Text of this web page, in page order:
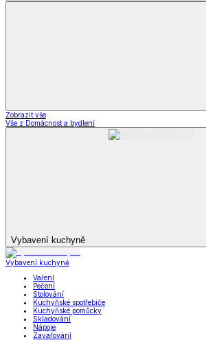
Zobrazit vše
Vše z Domácnost a bydlení
Vybavení kuchyně
Vybavení kuchyně
Vaření
Pečení
Stolování
Kuchyňské spotřebiče
Kuchyňské pomůcky
Skladování
Nápoje
Zavařování